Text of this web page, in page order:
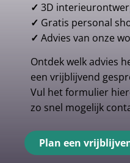
✓ 3D
✓ Gratis personal
✓ Advies van onze
Ontdek welk advies
een vrijblijvend
Vul het formulier
zo snel mogelijk
Plan een